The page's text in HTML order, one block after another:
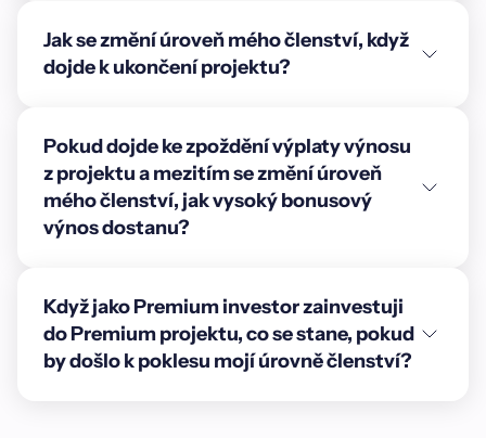
Jak se změní úroveň mého členství, když
dojde k ukončení projektu?
Pokud dojde ke zpoždění výplaty výnosu
z projektu a mezitím se změní úroveň
mého členství, jak vysoký bonusový
výnos dostanu?
Když jako Premium investor zainvestuji
do Premium projektu, co se stane, pokud
by došlo k poklesu mojí úrovně členství?